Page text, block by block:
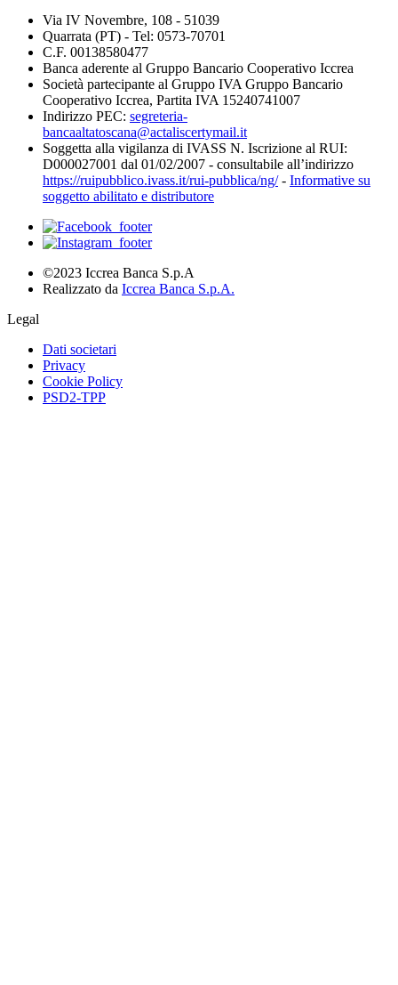
Via IV Novembre, 108 - 51039
Quarrata (PT) - Tel: 0573-70701
C.F. 00138580477
Banca aderente al Gruppo Bancario Cooperativo Iccrea
Società partecipante al Gruppo IVA Gruppo Bancario
Cooperativo Iccrea, Partita IVA 15240741007
Indirizzo PEC: segreteria-
bancaaltatoscana@actaliscertymail.it
Soggetta alla vigilanza di IVASS N. Iscrizione al RUI:
D000027001 dal 01/02/2007 - consultabile all’indirizzo
https://ruipubblico.ivass.it/rui-pubblica/ng/- Informative su
soggetto abilitato e distributore
©2023 Iccrea Banca S.p.A
Realizzato da Iccrea Banca S.p.A.
Legal
Dati societari
Privacy
Cookie Policy
PSD2-TPP